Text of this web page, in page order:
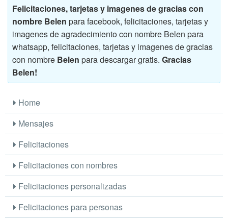
Felicitaciones, tarjetas y imagenes de gracias con
nombre Belen para facebook, felicitaciones, tarjetas y
imagenes de agradecimiento con nombre Belen para
whatsapp, felicitaciones, tarjetas y imagenes de gracias
con nombre Belen para descargar gratis. Gracias
Belen!
Home
Mensajes
Felicitaciones
Felicitaciones con nombres
Felicitaciones personalizadas
Felicitaciones para personas